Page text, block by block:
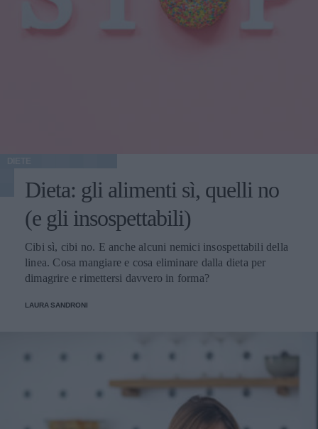
Dieta: gli alimenti sì, quelli no
(e gli insospettabili)
Cibi sì, cibi no. E anche alcuni nemici insospettabili della
linea. Cosa mangiare e cosa eliminare dalla dieta per
dimagrire e rimettersi davvero in forma?
LAURA SANDRONI